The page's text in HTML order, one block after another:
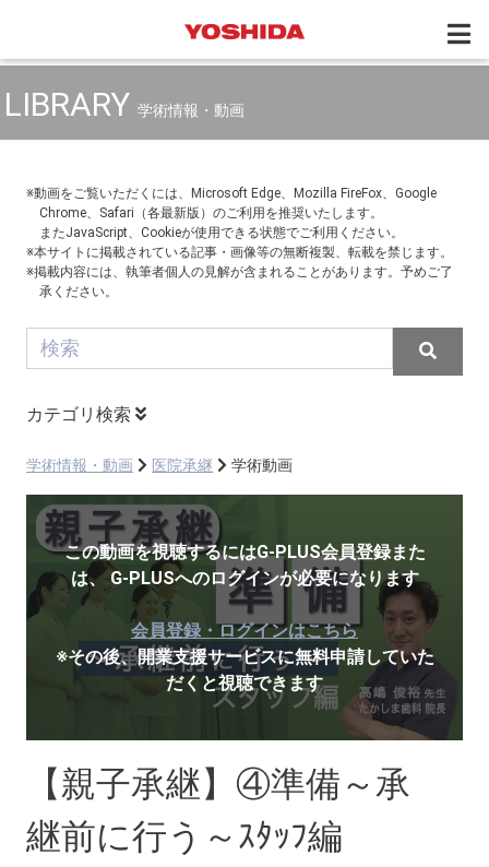
LIBRARY 学術情報・動画
※動画をご覧いただくには、Microsoft Edge、Mozilla FireFox、Google
Chrome、Safari（各最新版）のご利用を推奨いたします。
またJavaScript、Cookieが使用できる状態でご利用ください。
※本サイトに掲載されている記事・画像等の無断複製、転載を禁じます。
※掲載内容には、執筆者個人の見解が含まれることがあります。予めご了
承ください。
カテゴリ検索
学術情報・動画 医院承継 学術動画
この動画を視聴するにはG-PLUS会員登録また
は、G-PLUSへのログインが必要になります
会員登録・ログインはこちら
※その後、開業支援サービスに無料申請していた
だくと視聴できます
【親子承継】④準備～承
継前に行う～ｽﾀｯﾌ編